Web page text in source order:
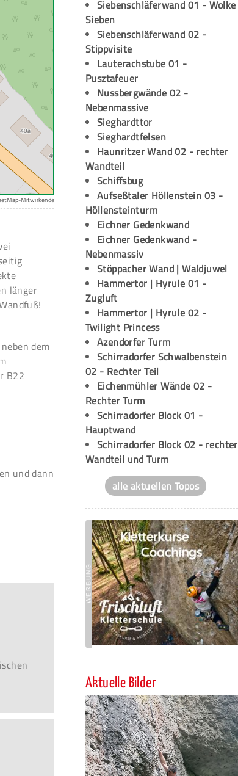
Mitwirkende
länger
dem
B22
und dann
Siebenschläferwand 01 - Wolke
Sieben
Siebenschläferwand 02 -
Stippvisite
Lauterachstube 01 -
Pusztafeuer
Nussbergwände 02 -
Nebenmassive
Sieghardttor
Sieghardtfelsen
Haunritzer Wand 02 - rechter
Wandteil
Schiffsbug
Aufseßtaler Höllenstein 03 -
Höllensteinturm
Eichner Gedenkwand
Eichner Gedenkwand -
Nebenmassiv
Stöppacher Wand | Waldjuwel
Hammertor | Hyrule 01 -
Zugluft
Hammertor | Hyrule 02 -
Twilight Princess
Azendorfer Turm
Schirradorfer Schwalbenstein
02 - Rechter Teil
Eichenmühler Wände 02 -
Rechter Turm
Schirradorfer Block 01 -
Hauptwand
Schirradorfer Block 02 - rechter
Wandteil und Turm
alle aktuellen Topos
Aktuelle Bilder